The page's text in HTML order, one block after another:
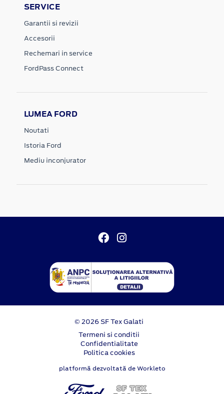
SERVICE
Garantii si revizii
Accesorii
Rechemari in service
FordPass Connect
LUMEA FORD
Noutati
Istoria Ford
Mediu inconjurator
© 2026 SF Tex Galati
Termeni si conditii
Confidentialitate
Politica cookies
platformă dezvoltată de Workleto